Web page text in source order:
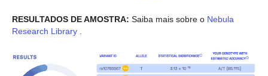
RESULTADOS DE AMOSTRA: Saiba mais sobre o Nebula
Research Library